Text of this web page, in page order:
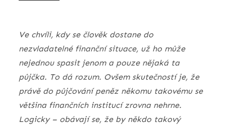
Ve chvíli, kdy se člověk dostane do
nezvladatelné finanční situace, už ho může
nejednou spasit jenom a pouze nějaká ta
půjčka. To dá rozum. Ovšem skutečností je, že
právě do půjčování peněz někomu takovému se
většina finančních institucí zrovna nehrne.
Logicky – obávají se, že by někdo takový